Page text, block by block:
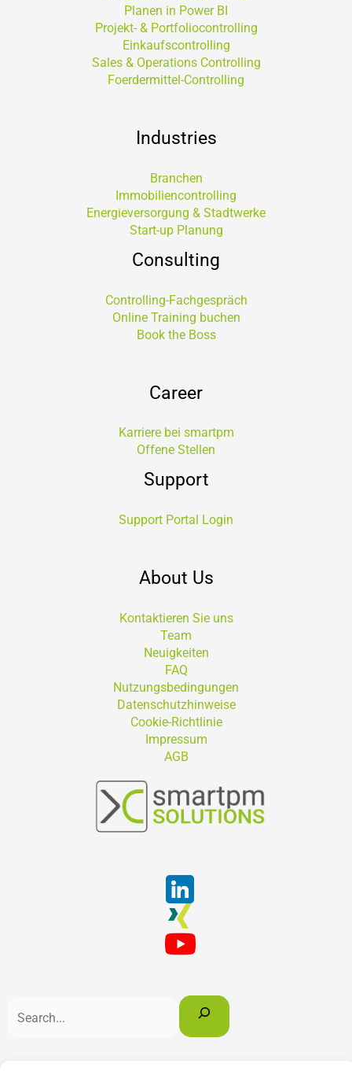
Planen in Power BI
Projekt- & Portfoliocontrolling
Einkaufscontrolling
Sales & Operations Controlling
Foerdermittel-Controlling
Industries
Branchen
Immobiliencontrolling
Energieversorgung & Stadtwerke
Start-up Planung
Consulting
Controlling-Fachgespräch
Online Training buchen
Book the Boss
Career
Karriere bei smartpm
Offene Stellen
Support
Support Portal Login
About Us
Kontaktieren Sie uns
Team
Neuigkeiten
FAQ
Nutzungsbedingungen
Datenschutzhinweise
Cookie-Richtlinie
Impressum
AGB
Suchen